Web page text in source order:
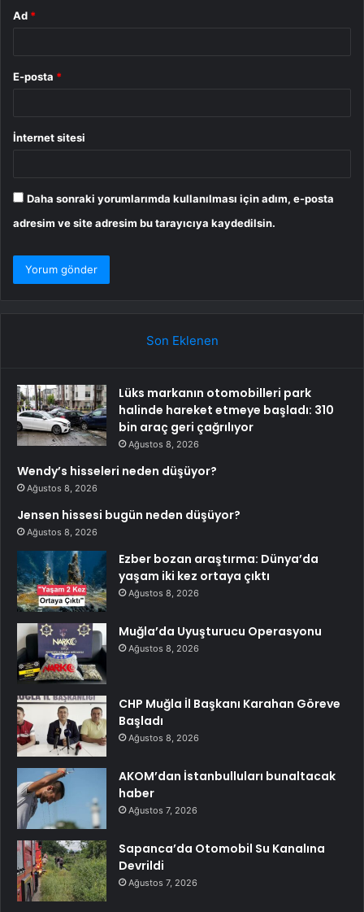
Ad *
E-posta *
İnternet sitesi
Daha sonraki yorumlarımda kullanılması için adım, e-posta
adresim ve site adresim bu tarayıcıya kaydedilsin.
Son Eklenen
Lüks markanın otomobilleri park
halinde hareket etmeye başladı: 310
bin araç geri çağrılıyor
Ağustos 8, 2026
Wendy’s hisseleri neden düşüyor?
Ağustos 8, 2026
Jensen hissesi bugün neden düşüyor?
Ağustos 8, 2026
Ezber bozan araştırma: Dünya’da
yaşam iki kez ortaya çıktı
Ağustos 8, 2026
Muğla’da Uyuşturucu Operasyonu
Ağustos 8, 2026
CHP Muğla İl Başkanı Karahan Göreve
Başladı
Ağustos 8, 2026
AKOM’dan İstanbulluları bunaltacak
haber
Ağustos 7, 2026
Sapanca’da Otomobil Su Kanalına
Devrildi
Ağustos 7, 2026